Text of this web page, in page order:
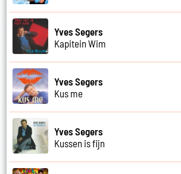
Yves Segers
Kapitein Wim
Yves Segers
Kus me
Yves Segers
Kussen is fijn